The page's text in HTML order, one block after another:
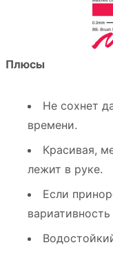
Плюсы
Не сохнет
времени.
Красивая,
лежит в руке.
Если